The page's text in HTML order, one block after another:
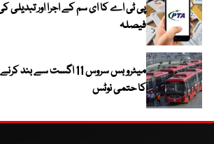
پی ٹی اے کا ای سم کے اجرا اور تبدیلی
فیصلہ
میٹرو بس سروس 11 اگست سے
کا حتمی نوٹس